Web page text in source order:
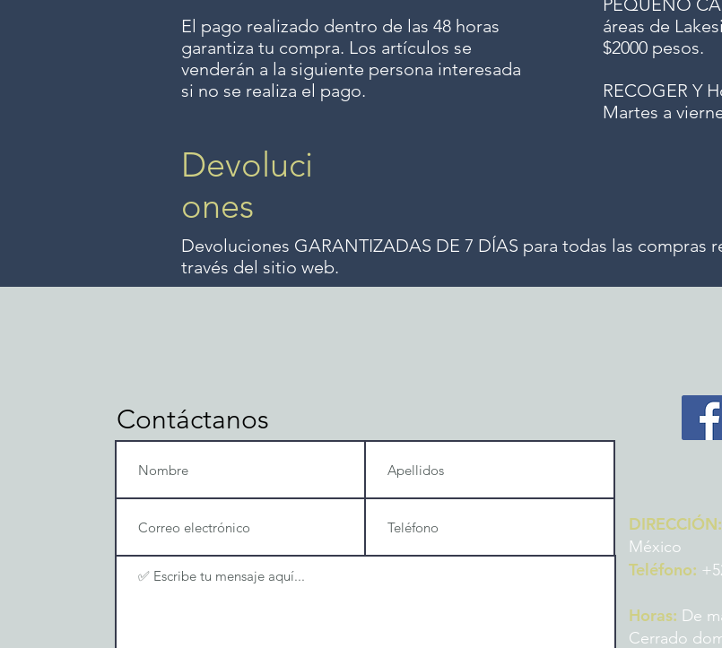
El pago realizado dentro de las 48 horas
garantiza tu compra. Los artículos se
venderán a la siguiente persona interesada
si no se realiza el pago.
PEQUEÑO
áreas de
$2000 pesos.
RECOGER Y
Martes a
Devoluci
ones
Devoluciones GARANTIZADAS DE 7 DÍAS para todas las compras
través del sitio web.
Contáctanos
DIRECCIÓN:
México
Teléfono:
Horas: De
Cerrado